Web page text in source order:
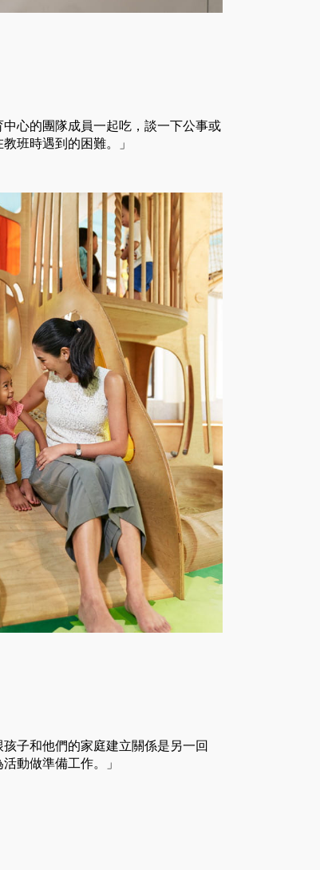
心的團隊成員一起吃，談一下公事或
班時遇到的困難。」
子和他們的家庭建立關係是另一回
動做準備工作。」